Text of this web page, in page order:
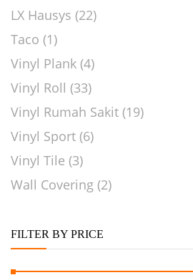
LX Hausys (22)
Taco (1)
Vinyl Plank (4)
Vinyl Roll (33)
Vinyl Rumah Sakit (19)
Vinyl Sport (6)
Vinyl Tile (3)
Wall Covering (2)
FILTER BY PRICE